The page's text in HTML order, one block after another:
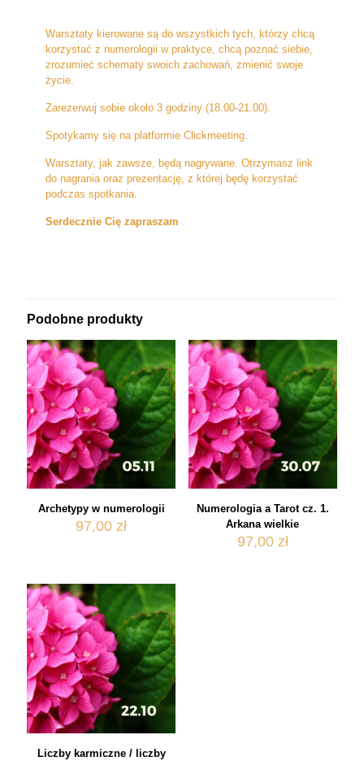
Warsztaty kierowane są do wszystkich tych, którzy chcą
korzystać z numerologii w praktyce, chcą poznać siebie,
zrozumieć schematy swoich zachowań, zmienić swoje
życie.
Zarezerwuj sobie około 3 godziny (18.00-21.00).
Spotykamy się na platformie Clickmeeting.
Warsztaty, jak zawsze, będą nagrywane. Otrzymasz link
do nagrania oraz prezentację, z której będę korzystać
podczas spotkania.
Serdecznie Cię zapraszam
Podobne produkty
Archetypy w numerologii
97,00zł
Numerologia a Tarot cz. 1.
Arkana wielkie
97,00 zł
Liczby karmiczne / liczby